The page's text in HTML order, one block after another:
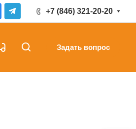
+7 (846) 321-20-20
Задать вопрос